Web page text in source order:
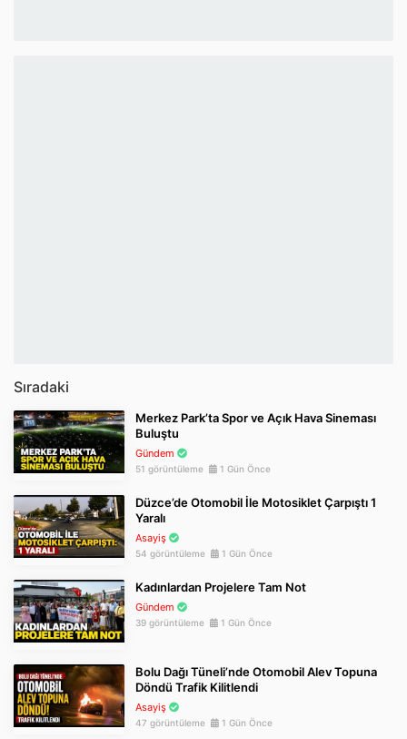
Sıradaki
Merkez Park’ta Spor ve Açık Hava Sineması
Buluştu
Gündem
51 görüntüleme 1 Gün Önce
Düzce’de Otomobil İle Motosiklet Çarpıştı 1
Yaralı
Asayiş
54 görüntüleme 1 Gün Önce
Kadınlardan Projelere Tam Not
Gündem
39 görüntüleme 1 Gün Önce
Bolu Dağı Tüneli’nde Otomobil Alev Topuna
Döndü Trafik Kilitlendi
Asayiş
47 görüntüleme 1 Gün Önce